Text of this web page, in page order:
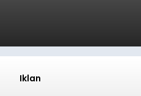
Iklan